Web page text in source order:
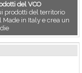
del VCO
prodotti del territorio
Made in Italy e crea un